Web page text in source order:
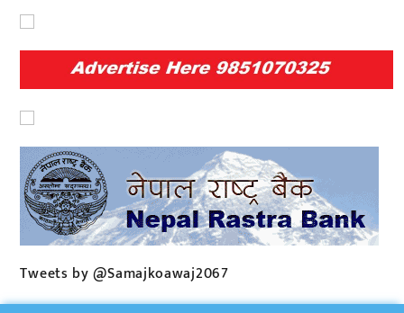
Tweets by @Samajkoawaj2067